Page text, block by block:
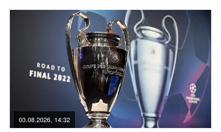
03.08.2026, 14:32